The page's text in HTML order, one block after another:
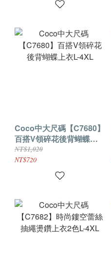
Coco中大尺碼【C7680】
百搭V領碎花後背蝴蝶上
衣L-4XL
NT$1,020
NT$720